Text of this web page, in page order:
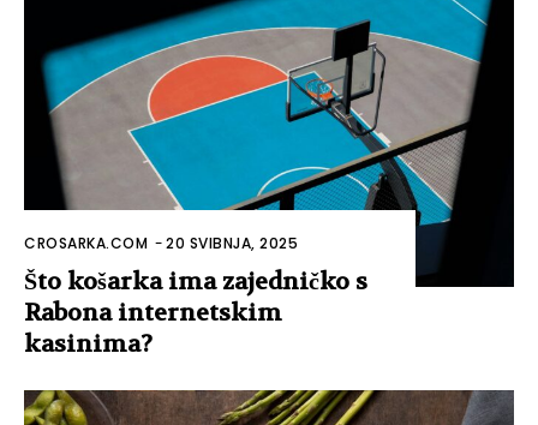
CROSARKA.COM -20 SVIBNJA, 2025
Što košarka ima zajedničko s
Rabona internetskim
kasinima?